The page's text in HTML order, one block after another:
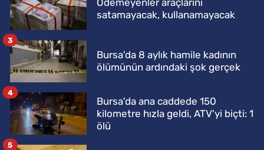
satamayacak, kullanamayacak
Bursa'da 8 aylık hamile kadının
ölümünün ardındaki şok gerçek
3
Bursa'da ana caddede 150
kilometre hızla geldi, ATV'yi biçti: 1
ölü
4
5